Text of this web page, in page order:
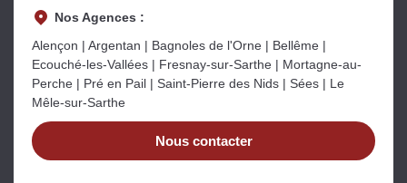
Estimez votre bien en ligne.
Rapide et gratuit, recevez votre estimation
en quelques clics.
Estimer mon bien maintenant
Nos Agences :
Alençon | Argentan | Bagnoles de l'Orne | Bellême |
Ecouché-les-Vallées | Fresnay-sur-Sarthe | Mortagne-au-
Perche | Pré en Pail | Saint-Pierre des Nids | Sées | Le
Mêle-sur-Sarthe
Nous contacter